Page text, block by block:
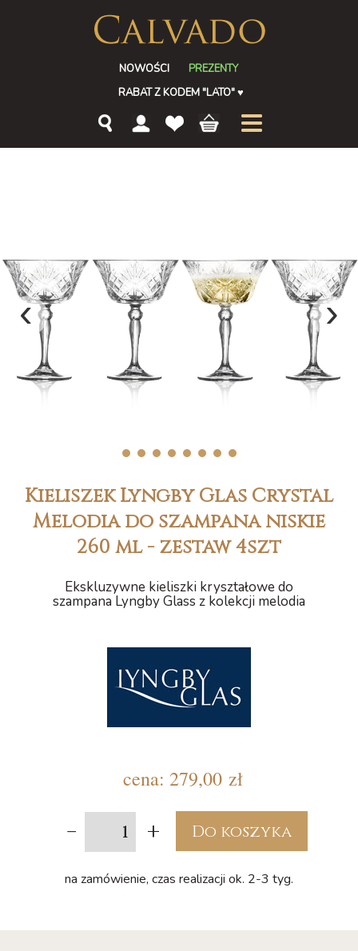
NOWOŚCI
PREZENTY
RABAT Z KODEM "LATO"♥
‹ ›
1 2 3 4 5 6 7 8
Kieliszek Lyngby Glas Crystal
Melodia do szampana niskie
260 ml - zestaw 4szt
Ekskluzywne kieliszki kryształowe do
szampana Lyngby Glass z kolekcji melodia
cena: 279,00 zł
- + Do koszyka
na zamówienie, czas realizacji ok. 2-3 tyg.